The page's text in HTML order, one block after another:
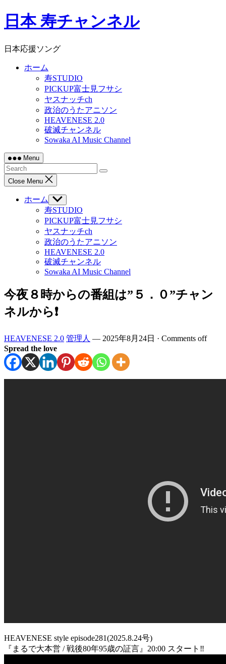
Skip
to日本 寿チャンネル
日本応援ソング
ホーム
寿STUDIO
PICKUP富士見フサシ
ヤスナッチch
政治のうたアニソン
HEAVENESE 2.0
破滅チャンネル
Sowaka AI Music Channel
Menu
Close Menu
ホーム
Show
sub
menu
寿STUDIO
PICKUP富士見フサシ
ヤスナッチch
政治のうたアニソン
HEAVENESE 2.0
破滅チャンネル
Sowaka AI Music Channel
今夜８時からの番組は”５．０”チャン
ネルから❗️
HEAVENESE 2.0 管理人 — 2025年8月24日 · Comments off
Spread the love
HEAVENESE style episode281(2025.8.24号)
『まるで大本営 / 戦後80年95歳の証言』20:00 スタート‼️